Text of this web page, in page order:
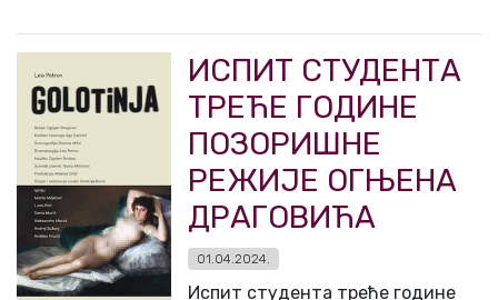
ИСПИТ СТУДЕНТА
ТРЕЋЕ ГОДИНЕ
ПОЗОРИШНЕ
РЕЖИЈЕ ОГЊЕНА
ДРАГОВИЋА
01.04.2024.
Испит студента треће године